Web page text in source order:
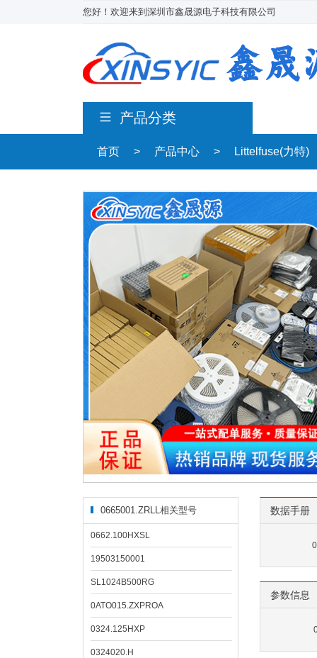
您好！欢迎来到深圳市鑫晟源电子科技有限公司
产品分类
首页 > 产品中心 > Littelfuse(力特)
0665001.ZRLL相关型号
0662.100HXSL
19503150001
SL1024B500RG
0ATO015.ZXPROA
0324.125HXP
0324020.H
数据手册
参数信息